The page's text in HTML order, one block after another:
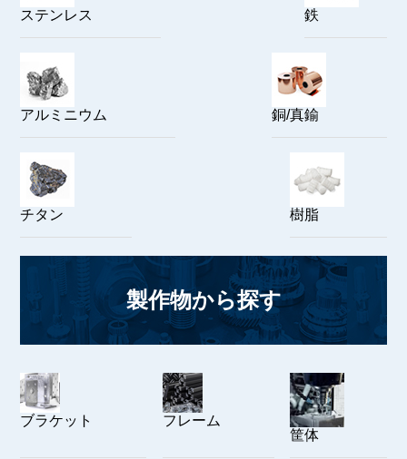
ステンレス 鉄
アルミニウム 銅/真鍮
チタン 樹脂
製作物から探す
ブラケット
フレーム
筐体